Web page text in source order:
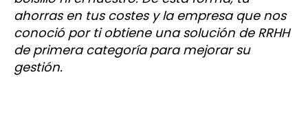
ahorras en tus costes y la empresa que nos
conoció por ti obtiene una solución de RRHH
de primera categoría para mejorar su
gestión.